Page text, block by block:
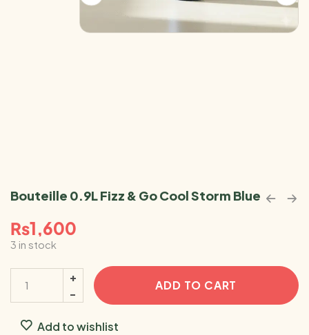
Bouteille 0.9L Fizz & Go Cool Storm Blue
₨1,600
3 in stock
ADD TO CART
Add to wishlist